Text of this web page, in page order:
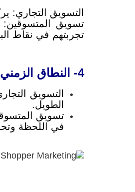
التسويق التجاري:
تسويق المتسوقين:
تجربتهم في نقاط
4- النطاق الزمني
التسويق
الطويل.
تسويق
في اللحظة